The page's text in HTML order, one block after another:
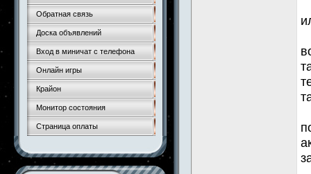
Обратная связь
Доска объявлений
Вход в миничат с телефона
Онлайн игры
Крайон
Монитор состояния
Страница оплаты